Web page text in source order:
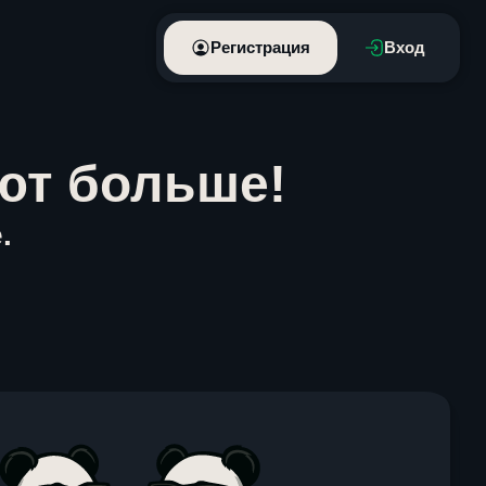
Регистрация Вход
больше!